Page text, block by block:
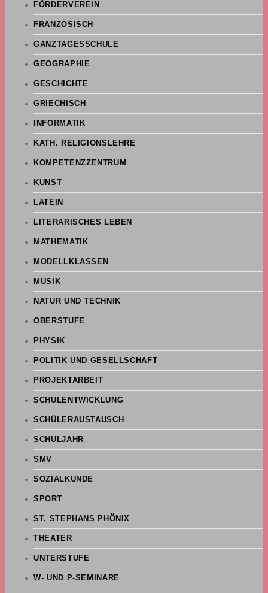
FÖRDERVEREIN
FRANZÖSISCH
GANZTAGESSCHULE
GEOGRAPHIE
GESCHICHTE
GRIECHISCH
INFORMATIK
KATH. RELIGIONSLEHRE
KOMPETENZZENTRUM
KUNST
LATEIN
LITERARISCHES LEBEN
MATHEMATIK
MODELLKLASSEN
MUSIK
NATUR UND TECHNIK
OBERSTUFE
PHYSIK
POLITIK UND GESELLSCHAFT
PROJEKTARBEIT
SCHULENTWICKLUNG
SCHÜLERAUSTAUSCH
SCHULJAHR
SMV
SOZIALKUNDE
SPORT
ST. STEPHANS PHÖNIX
THEATER
UNTERSTUFE
W- UND P-SEMINARE